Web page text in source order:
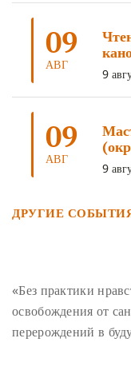
ОТРЕЧЕНИЕ
ПОДНОШЕНИЯ (4)
ГАНДЕН ЛХАГЬЯМА
ШАМАТХА(3)
ТРЕНИРОВКА УМА(3)
ПРЕДВАРИТЕЛЬНЫЕ
ЧОКОР ДЮЧЕН (3)
ПРОИСХОЖДЕНИЯ(2)
ПАМЯТКА
09
АВГ
9
09
АВГ
9
ДРУГИЕ
«Без практики
освобождения от
перерождений в